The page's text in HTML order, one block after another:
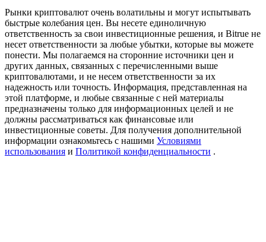
Register & Trade to Win 500,000 USDT
Precious Metals Trading Carnival
Trade Gold & Silver · 33,333 USDT Bonus
USDT New User Exclusive 10% APR
USDT Flexible Staking | Daily Rewards
Рынки криптовалют очень волатильны и могут испытывать
быстрые колебания цен. Вы несете единоличную
ответственность за свои инвестиционные решения, и Bitrue не
несет ответственности за любые убытки, которые вы можете
понести. Мы полагаемся на сторонние источники цен и
других данных, связанных с перечисленными выше
криптовалютами, и не несем ответственности за их
надежность или точность. Информация, представленная на
этой платформе, и любые связанные с ней материалы
предназначены только для информационных целей и не
должны рассматриваться как финансовые или
инвестиционные советы. Для получения дополнительной
информации ознакомьтесь с нашими Условиями
использования и Политикой конфиденциальности .